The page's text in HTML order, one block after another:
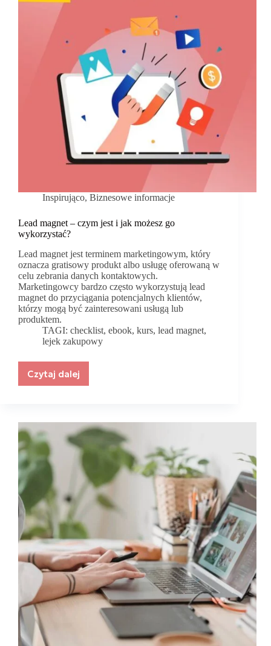
Inspirująco, Biznesowe informacje
Lead magnet – czym jest i jak możesz go
wykorzystać?
Lead magnet jest terminem marketingowym, który
oznacza gratisowy produkt albo usługę oferowaną w
celu zebrania danych kontaktowych.
Marketingowcy bardzo często wykorzystują lead
magnet do przyciągania potencjalnych klientów,
którzy mogą być zainteresowani usługą lub
produktem.
TAGI: checklist,ebook,kurs,lead magnet,
lejek zakupowy
Czytaj dalej
Lead
jest
go
wykorzystać?